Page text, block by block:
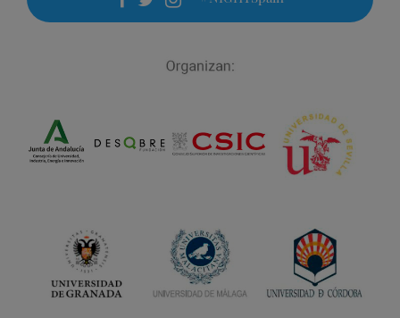
facebook
twitter
instagram